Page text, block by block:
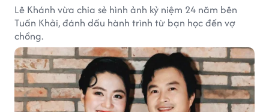
Lê Khánh vừa chia sẻ hình ảnh kỷ niệm 24 năm bên
Tuấn Khải, đánh dấu hành trình từ bạn học đến vợ
chồng.